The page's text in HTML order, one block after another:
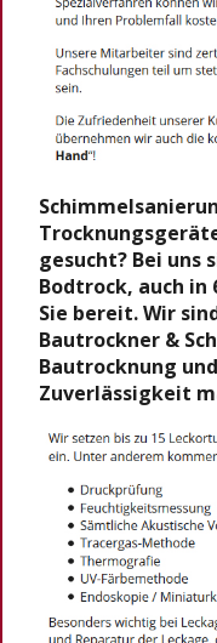
gesucht? Bei uns
Bodtrock, auch
Sie bereit. Wir
Bautrockner &
Bautrocknung
Zuverlässigkeit